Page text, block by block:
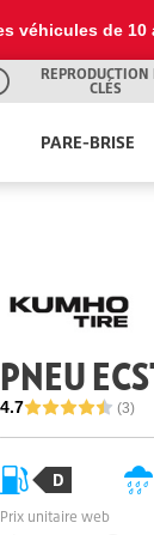
véhicules de 10
REPRODUCTION
CLÉS
PARE-BRISE
PNEU
4.7 (3)
D
Prix unitaire web